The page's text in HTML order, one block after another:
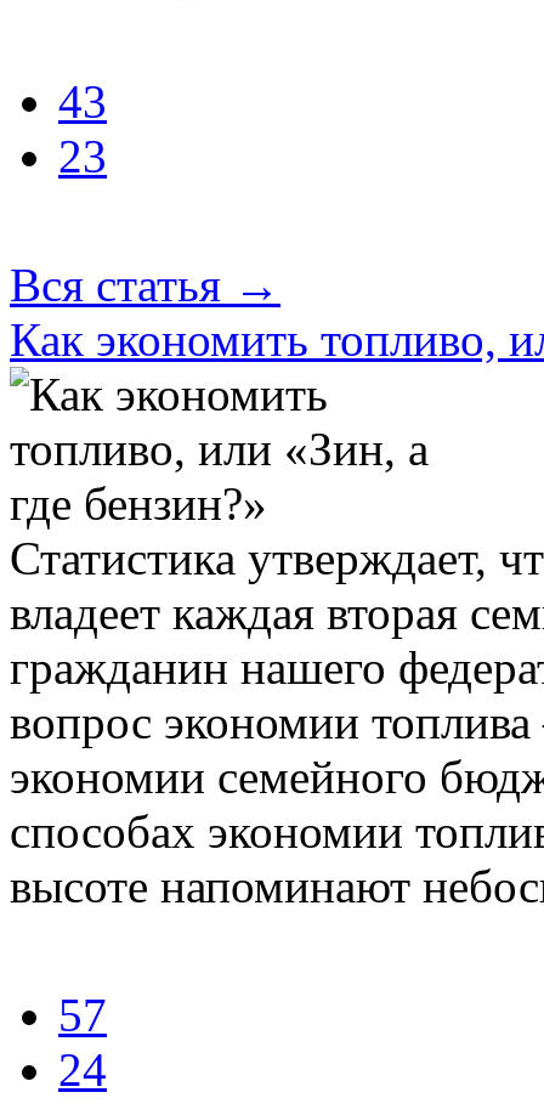
43
23
Вся статья →
Как экономить топливо,
Статистика утверждает,
владеет каждая вторая
гражданин нашего
вопрос экономии
экономии семейного
способах экономии
высоте напоминают
57
24